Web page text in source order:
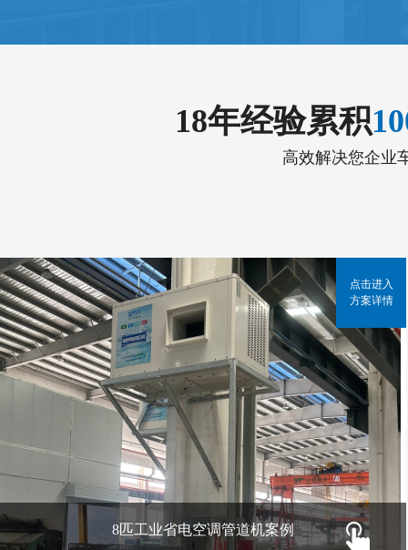
18年经验累积
高效解决您企业
8匹工业省电空调管道机案例
点击进入
方案详情